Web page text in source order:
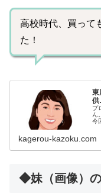
高校時代、買って
た！
東
供
プ
ん
今
kagerou-kazoku.com
◆妹（画像）